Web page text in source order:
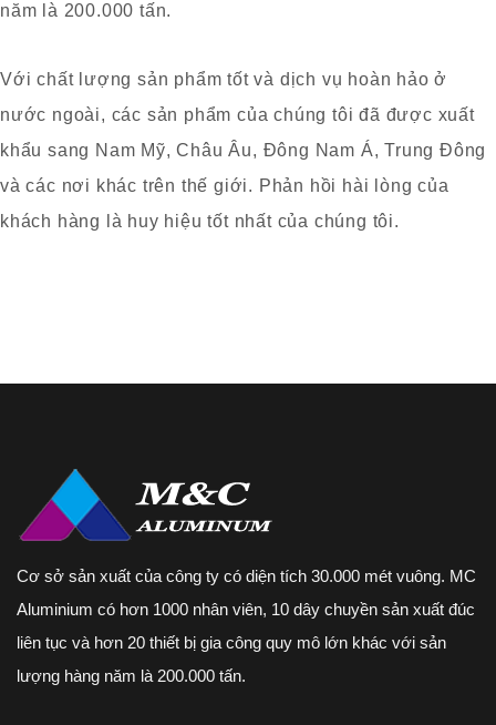
năm là 200.000 tấn.
Với chất lượng sản phẩm tốt và dịch vụ hoàn hảo ở
nước ngoài, các sản phẩm của chúng tôi đã được xuất
khẩu sang Nam Mỹ, Châu Âu, Đông Nam Á, Trung Đông
và các nơi khác trên thế giới. Phản hồi hài lòng của
khách hàng là huy hiệu tốt nhất của chúng tôi.
Cơ sở sản xuất của công ty có diện tích 30.000 mét vuông. MC
Aluminium có hơn 1000 nhân viên, 10 dây chuyền sản xuất đúc
liên tục và hơn 20 thiết bị gia công quy mô lớn khác với sản
lượng hàng năm là 200.000 tấn.